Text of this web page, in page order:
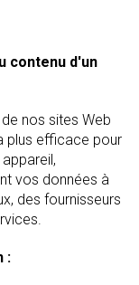
contenu d'un
nos sites Web
plus efficace pour
vos données à
des fournisseurs
: